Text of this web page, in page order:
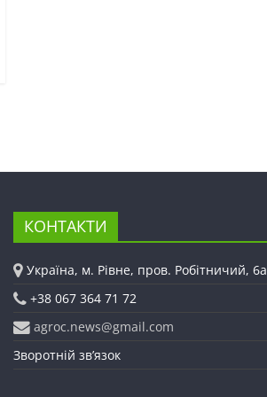
КОНТАКТИ
Україна, м. Рівне, пров. Робітничий, 6а
+38 067 364 71 72
agroc.news@gmail.com
Зворотній зв’язок